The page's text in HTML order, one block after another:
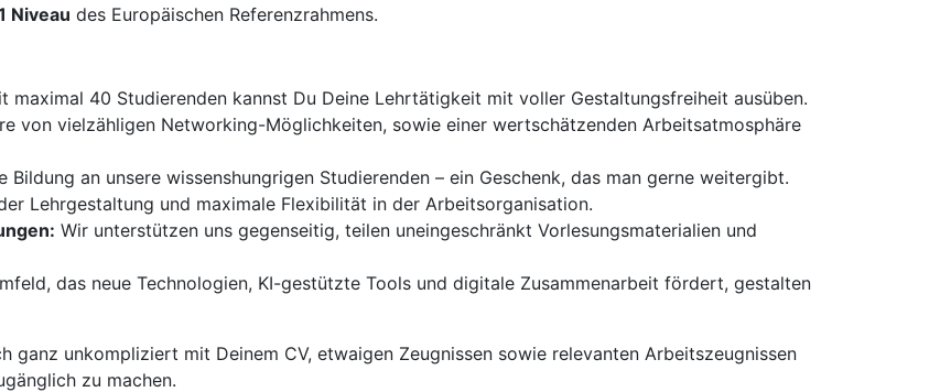
Niveau des Europäischen Referenzrahmens.
maximal 40 Studierenden kannst Du Deine Lehrtätigkeit mit voller Gestaltungsfreiheit ausüben.
von vielzähligen Networking-Möglichkeiten, sowie einer wertschätzenden Arbeitsatmosphäre
Bildung an unsere wissenshungrigen Studierenden – ein Geschenk, das man gerne weitergibt.
Lehrgestaltung und maximale Flexibilität in der Arbeitsorganisation.
Wir unterstützen uns gegenseitig, teilen uneingeschränkt Vorlesungsmaterialien und
das neue Technologien, KI-gestützte Tools und digitale Zusammenarbeit fördert, gestalten
ganz unkompliziert mit Deinem CV, etwaigen Zeugnissen sowie relevanten Arbeitszeugnissen
zu machen.